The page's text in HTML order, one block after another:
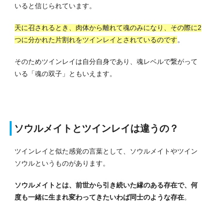
いると信じられています。
天に召されるとき、肉体から離れて魂のみになり、その際に2
つに分かれた片割れをツインレイとされているのです。
そのためツインレイは自分自身であり、魂レベルで繋がって
いる「魂の双子」ともいえます。
ソウルメイトとツインレイは違うの？
ツインレイと似た感覚の言葉として、ソウルメイトやツイン
ソウルというものがあります。
ソウルメイトとは、前世から引き続いた縁のある存在で、何
度も一緒に生まれ変わってきたいわば同士のような存在。